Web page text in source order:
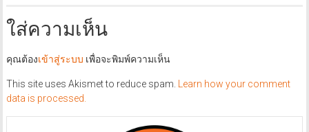
ใส่ความเห็น
คุณต้องเข้าสู่ระบบ เพื่อจะพิมพ์ความเห็น
This site uses Akismet to reduce spam.
Learn how your comment
data is processed.